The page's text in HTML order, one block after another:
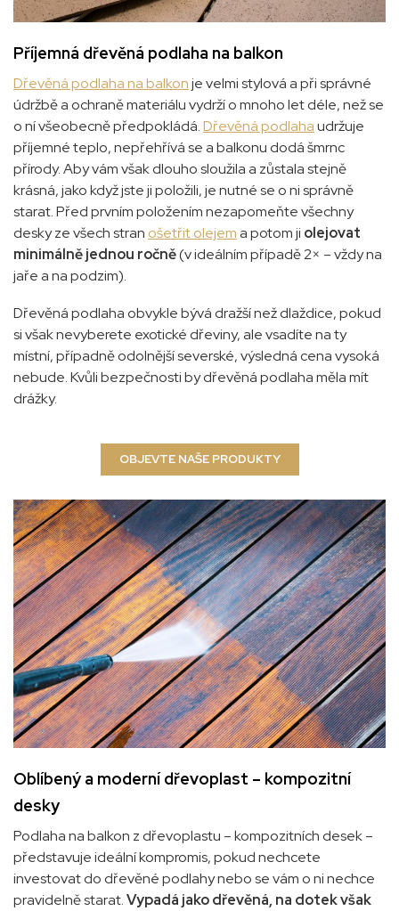
Příjemná dřevěná podlaha na balkon
Dřevěná podlaha na balkonje velmi stylová a při správné
údržbě a ochraně materiálu vydrží o mnoho let déle, než se
o ní všeobecně předpokládá.Dřevěná podlahaudržuje
příjemné teplo, nepřehřívá se a balkonu dodá šmrnc
přírody. Aby vám však dlouho sloužila a zůstala stejně
krásná, jako když jste ji položili, je nutné se o ni správně
starat. Před prvním položením nezapomeňte všechny
desky ze všech stran ošetřit olejema potom ji olejovat
minimálně jednou ročně(v ideálním případě 2× – vždy na
jaře a na podzim).
Dřevěná podlaha obvykle bývá dražší než dlaždice, pokud
si však nevyberete exotické dřeviny, ale vsadíte na ty
místní, případně odolnější severské, výsledná cena vysoká
nebude. Kvůli bezpečnosti by dřevěná podlaha měla mít
drážky.
OBJEVTE NAŠE PRODUKTY
Oblíbený a moderní dřevoplast – kompozitní
desky
Podlaha na balkon z dřevoplastu – kompozitních desek –
představuje ideální kompromis, pokud nechcete
investovat do dřevěné podlahy nebo se vám o ni nechce
pravidelně starat.Vypadá jako dřevěná, na dotek však